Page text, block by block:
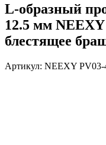
L-образный
12.5 мм NEEXY
блестящее
Артикул: NEEXY PV03-